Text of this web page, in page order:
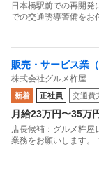
日本橋駅前での再開発
での交通誘導警備をお
販売・サービス業
株式会社グルメ杵屋
新着 正社員 交通費
月給23万円〜35万
店長候補：グルメ杵屋
業務をお願いします。